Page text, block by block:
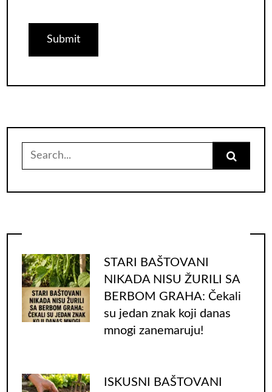
Search
STARI BAŠTOVANI
NIKADA NISU ŽURILI SA
BERBOM GRAHA: Čekali
su jedan znak koji danas
mnogi zanemaruju!
ISKUSNI BAŠTOVANI